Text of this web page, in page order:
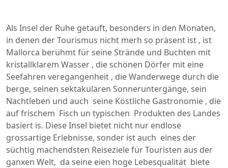
Als Insel der Ruhe getauft, besonders in den Monaten,
in denen der Tourismus nicht merh so präsent ist , ist
Mallorca berühmt für seine Strände und Buchten mit
kristallklarem Wasser , die schönen Dörfer mit eine
Seefahren veregangenheit , die Wanderwege durch die
berge, seinen sektakulären Sonneruntergänge, sein
Nachtleben und auch seine Köstliche Gastronomie , die
auf frischem Fisch un typischen Produkten des Landes
basiert is. Diese Insel bietet nicht nur endlose
grossartige Erlebnisse, sonder ist auch eines der
süchtig machendsten Reiseziele für Touristen aus der
ganxen Welt, da seine eien hoge Lebesqualität biete